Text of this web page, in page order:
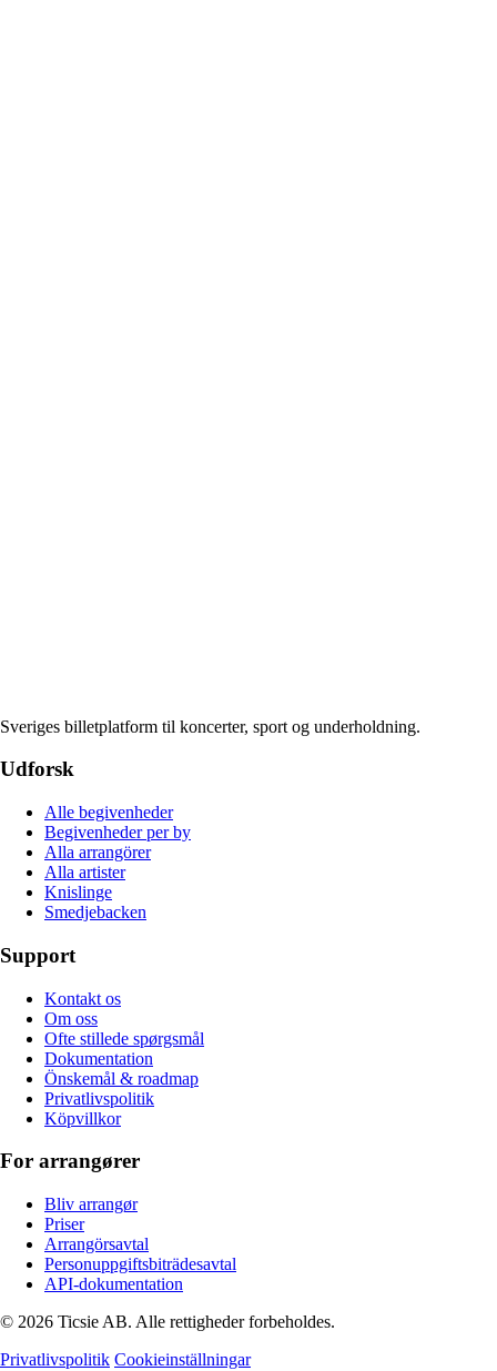
Sveriges billetplatform til koncerter, sport og underholdning.
Udforsk
Alle begivenheder
Begivenheder per by
Alla arrangörer
Alla artister
Knislinge
Smedjebacken
Support
Kontakt os
Om oss
Ofte stillede spørgsmål
Dokumentation
Önskemål & roadmap
Privatlivspolitik
Köpvillkor
For arrangører
Bliv arrangør
Priser
Arrangörsavtal
Personuppgiftsbiträdesavtal
API-dokumentation
© 2026 Ticsie AB. Alle rettigheder forbeholdes.
Privatlivspolitik Cookieinställningar